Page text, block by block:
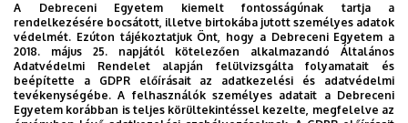
Felettes szervezeti egységek
Debreceni Egyetem
Bölcsészettudományi Kar
Germanisztikai Intézet
A Debreceni Egyetem kiemelt fontosságúnak tartja a
rendelkezésére bocsátott, illetve birtokába jutott személyes adatok
védelmét. Ezúton tájékoztatjuk Önt, hogy a Debreceni Egyetem a
2018. május 25. napjától kötelezően alkalmazandó Általános
Adatvédelmi Rendelet alapján felülvizsgálta folyamatait és
beépítette a GDPR előírásait az adatkezelési és adatvédelmi
tevékenységébe. A felhasználók személyes adatait a Debreceni
Egyetem korábban is teljes körültekintéssel kezelte, megfelelve az